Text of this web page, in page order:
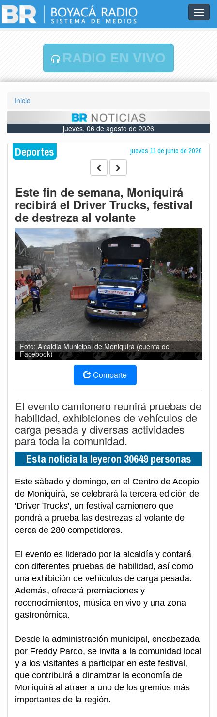
RADIO EN VIVO
Inicio
jueves, 06 de agosto de 2026
Deportes jueves 11 de junio de 2026
Este fin de semana, Moniquirá
recibirá el Driver Trucks, festival
de destreza al volante
Foto: Alcaldia Municipal de Moniquirá (cuenta de
Facebook)
Comparte
El evento camionero reunirá pruebas de
habilidad, exhibiciones de vehículos de
carga pesada y diversas actividades
para toda la comunidad.
Esta noticia la leyeron 30649 personas
Este sábado y domingo, en el Centro de Acopio
de Moniquirá, se celebrará la tercera edición de
'Driver Trucks', un festival camionero que
pondrá a prueba las destrezas al volante de
cerca de 280 competidores.
El evento es liderado por la alcaldía y contará
con diferentes pruebas de habilidad, así como
una exhibición de vehículos de carga pesada.
Además, ofrecerá premiaciones y
reconocimientos, música en vivo y una zona
gastronómica.
Desde la administración municipal, encabezada
por Freddy Pardo, se invita a la comunidad local
y a los visitantes a participar en este festival,
que contribuirá a dinamizar la economía de
Moniquirá al atraer a uno de los gremios más
importantes de la región.